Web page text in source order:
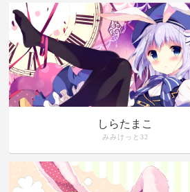
しらたまこ
みみけっと32